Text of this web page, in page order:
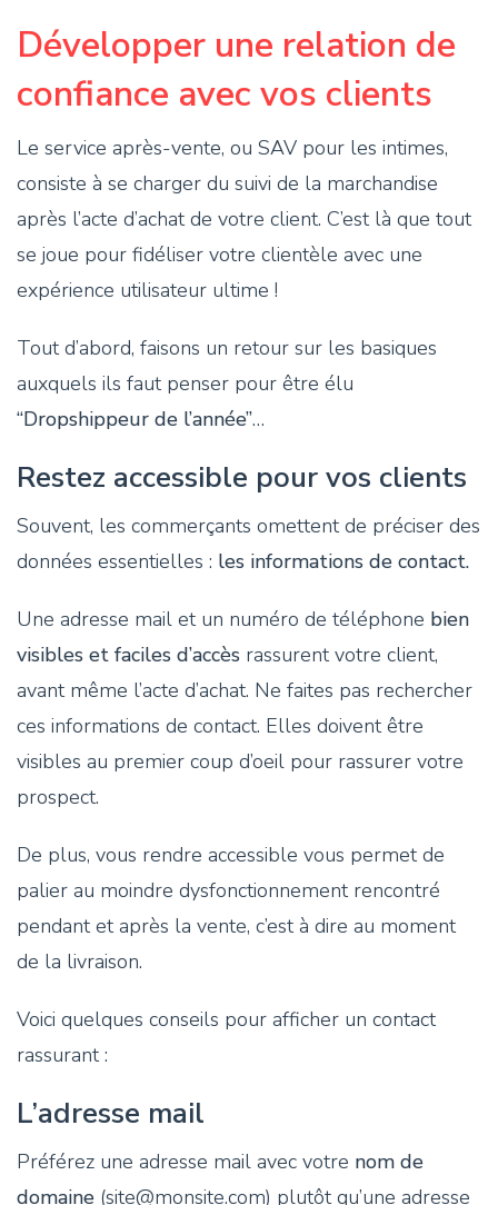
Développer une relation de
confiance avec vos clients
Le service après-vente, ou SAV pour les intimes,
consiste à se charger du suivi de la marchandise
après l’acte d’achat de votre client. C’est là que tout
se joue pour fidéliser votre clientèle avec une
expérience utilisateur ultime !
Tout d’abord, faisons un retour sur les basiques
auxquels ils faut penser pour être élu
“Dropshippeur de l’année”…
Restez accessible pour vos clients
Souvent, les commerçants omettent de préciser des
données essentielles : les informations de contact.
Une adresse mail et un numéro de téléphone bien
visibles et faciles d’accès rassurent votre client,
avant même l’acte d’achat. Ne faites pas rechercher
ces informations de contact. Elles doivent être
visibles au premier coup d’oeil pour rassurer votre
prospect.
De plus, vous rendre accessible vous permet de
palier au moindre dysfonctionnement rencontré
pendant et après la vente, c’est à dire au moment
de la livraison.
Voici quelques conseils pour afficher un contact
rassurant :
L’adresse mail
Préférez une adresse mail avec votre nom de
domaine (site@monsite.com) plutôt qu’une adresse